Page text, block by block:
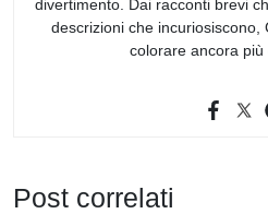
divertimento. Dai racconti brevi
descrizioni che incuriosiscono,
colorare ancora più
Post correlati